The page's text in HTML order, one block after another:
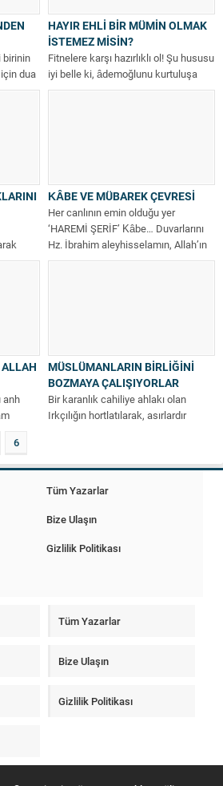
birinin
dua
HAYIR EHLİ BİR MÜMİN OLMAK
İSTEMEZ MİSİN?
Fitnelere karşı hazırlıklı ol! Şu hususu
iyi belle ki, âdemoğlunu kurtuluşa
götürecek en güzel şey,...
alırlar.
KÂBE VE MÜBAREK ÇEVRESİ
Her canlının emin olduğu yer
‘HAREMİ ŞERİF’ Kâbe… Duvarlarını
Hz. İbrahim aleyhisselamın, Allah’ın
emri üzerine...
anh
MÜSLÜMANLARIN BİRLİĞİNİ
BOZMAYA ÇALIŞIYORLAR
Bir karanlık cahiliye ahlakı olan
Irkçılığın hortlatılarak, asırlardır
6
Tüm Yazarlar
Bize Ulaşın
Gizlilik Politikası
Tüm Yazarlar
Bize Ulaşın
Gizlilik Politikası